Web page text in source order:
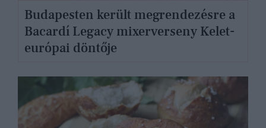
Budapesten került megrendezésre a
Bacardí Legacy mixerverseny Kelet-
európai döntője